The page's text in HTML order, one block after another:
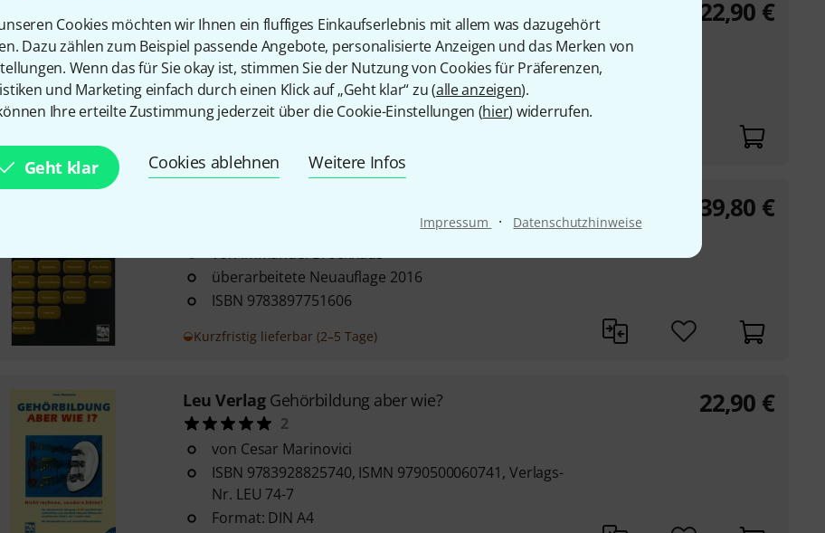
Cookies möchten wir Ihnen ein fluffiges Einkaufserlebnis mit allem was dazugehört
Dazu zählen zum Beispiel passende Angebote, personalisierte Anzeigen und das Merken von
Wenn das für Sie okay ist, stimmen Sie der Nutzung von Cookies für Präferenzen,
und Marketing einfach durch einen Klick auf „Geht klar“ zu (alle anzeigen).
Ihre erteilte Zustimmung jederzeit über die Cookie-Einstellungen (hier) widerrufen.
Geht klar Cookies ablehnen Weitere Infos
Impressum · Datenschutzhinweise
1
41 Duette für Schlagzeug und Snare Drum
herausgegeben von Frank Bruns
ansteigender Schwierigkeitsgrad
22,90 €
von Immanuel Brockhaus
überarbeitete Neuauflage 2016
ISBN 9783897751606
Kurzfristig lieferbar (2–5 Tage)
39,80 €
Leu Verlag Gehörbildung aber wie?
2
von Cesar Marinovici
ISBN 9783928825740, ISMN 9790500060741, Verlags-
Nr. LEU 74-7
Format: DIN A4
22,90 €